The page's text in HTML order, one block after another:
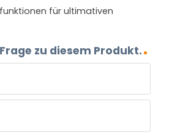
für ultimativen
zu diesem Produkt.